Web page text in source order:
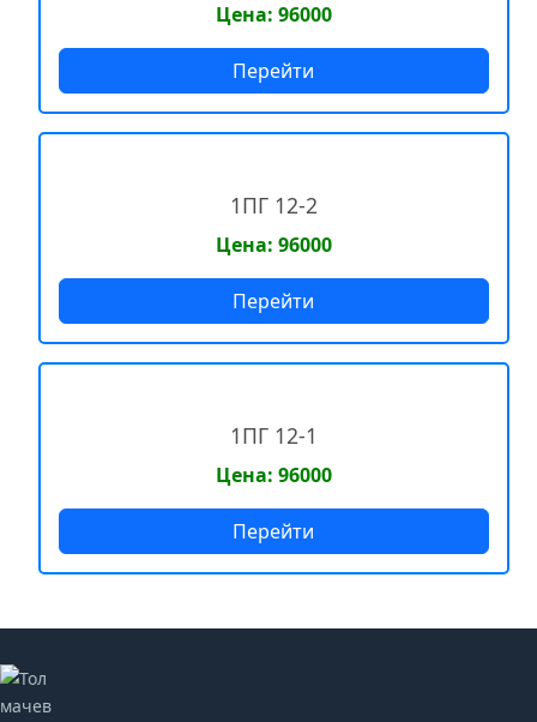
Цена: 96000
Перейти
1ПГ 12-2
Цена: 96000
Перейти
1ПГ 12-1
Цена: 96000
Перейти